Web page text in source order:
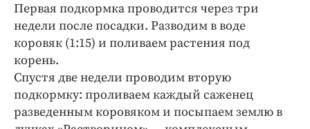
Первая подкормка проводится через три
недели после посадки. Разводим в воде
коровяк (1:15) и поливаем растения под
корень.
Спустя две недели проводим вторую
подкормку: проливаем каждый саженец
разведенным коровяком и посыпаем землю в